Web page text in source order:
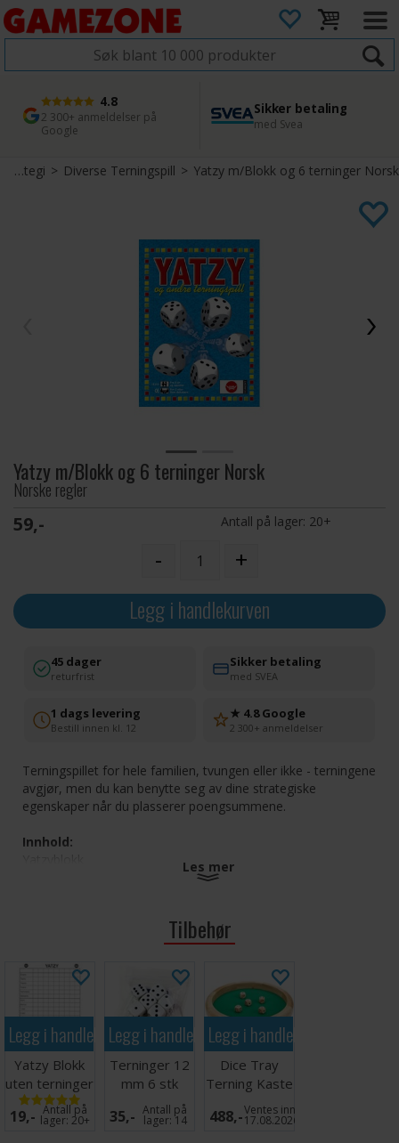
4.8
2 300+ anmeldelser på
Google
Sikker betaling
med Svea
1 dags levering
Bestill innen kl. 12
45 dager returfrist
Enkel retur
Strategi> Diverse Terningspill>Yatzy m/Blokk og 6 terninger Norsk
Yatzy m/Blokk og 6 terninger Norsk
Norske regler
59,- Antall på lager: 20+
- +
Legg i handlekurven
45 dager
returfrist
Sikker betaling
med SVEA
1 dags levering
Bestill innen kl. 12
★ 4.8 Google
2 300+ anmeldelser
Terningspillet for hele familien, tvungen eller ikke - terningene
avgjør, men du kan benytte seg av dine strategiske
egenskaper når du plasserer poengsummene.
Innhold:
Les mer
Tilbehør
Legg i handlekurven
Yatzy Blokk
uten terninger
Norsk
19,- Antall på
lager:20+
Legg i handlekurven
Terninger 12
mm 6 stk
35,- Antall på
lager: 14
Legg i handlekurven
Dice Tray
Terning Kaste
Brett 40cm
488,-Ventes inn
17.08.2026